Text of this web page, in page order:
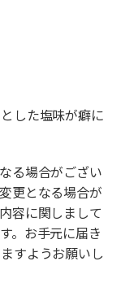
した塩味が癖に
る場合がござい
更となる場合が
容に関しまして
。お手元に届き
すようお願いし